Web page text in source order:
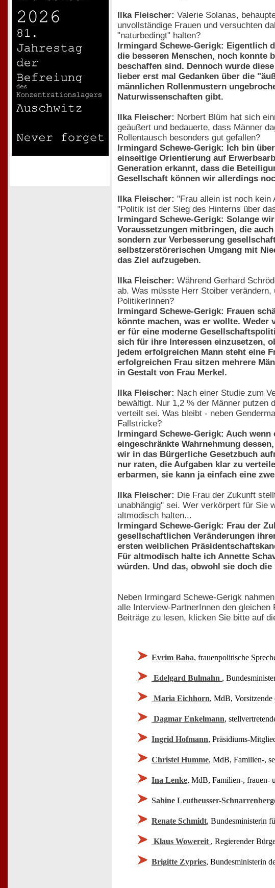
Ilka Fleischer: Valerie Solanas,
unvollständige Frauen und versuchten
"naturbedingt" halten?
Irmingard Schewe-Gerigk: Eigentlich
die besseren Menschen, noch konnte
beschaffen sind. Dennoch wurde
lieber erst mal Gedanken über die
männlichen Rollenmustern
Naturwissenschaften gibt.
Ilka Fleischer: Norbert Blüm hat sich
geäußert und bedauerte, dass Männer
Rollentausch besonders gut gefallen?
Irmingard Schewe-Gerigk: Ich bin
einseitige Orientierung auf
Generation erkannt, dass die
Gesellschaft können wir allerdings
Ilka Fleischer: "Frau allein ist noch kein
"Politik ist der Sieg des Hinterns über
Irmingard Schewe-Gerigk: Solange
Voraussetzungen mitbringen, die
sondern zur Verbesserung
selbstzerstörerischen Umgang mit
das Ziel aufzugeben.
Ilka Fleischer: Während Gerhard
ab. Was müsste Herr Stoiber
PolitikerInnen?
Irmingard Schewe-Gerigk: Frauen
könnte machen, was er wollte.
er für eine moderne
sich für ihre Interessen einzusetzen,
jedem erfolgreichen Mann steht eine
erfolgreichen Frau sitzen mehrere
in Gestalt von Frau Merkel.
Ilka Fleischer: Nach einer Studie zum
bewältigt. Nur 1,2 % der Männer putzen
verteilt sei. Was bleibt - neben
Fallstricke?
Irmingard Schewe-Gerigk: Auch
eingeschränkte Wahrnehmung
wir in das Bürgerliche Gesetzbuch
nur raten, die Aufgaben klar zu
erbarmen, sie kann ja einfach eine
Ilka Fleischer: Die Frau der Zukunft
unabhängig" sei. Wer verkörpert für Sie
altmodisch halten...
Irmingard Schewe-Gerigk: Frau der
gesellschaftlichen Veränderungen
ersten weiblichen
Für altmodisch halte ich Annette
würden. Und das, obwohl sie doch
Neben Irmingard Schewe-Gerigk nahmen
alle Interview-PartnerInnen den
Beiträge zu lesen, klicken Sie bitte auf
Evrim Baba, frauenpolitische
Edelgard Bulmahn ,
Maria Eichhorn, MdB, Vorsitzende
Dagmar Enkelmann,
Ingrid Hofmann, Präsidiums-
Christel Humme, MdB, Familien-,
Ina Lenke, MdB, Familien-, frauen-
Sabine Leutheusser-
Renate Schmidt, Bundesministerin
Klaus Wowereit , Regierender
Brigitte Zypries, Bundesministerin